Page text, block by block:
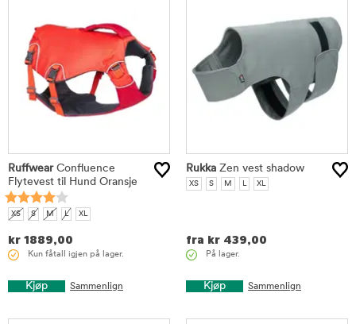
RuffwearConfluence
Flytevest til Hund Oransje
XS S M L XL
kr 1889,00
Kun fåtall igjen på lager.
Kjøp Sammenlign
Rukka Zen vest shadow
XS S M L XL
fra kr 439,00
På lager.
Kjøp Sammenlign